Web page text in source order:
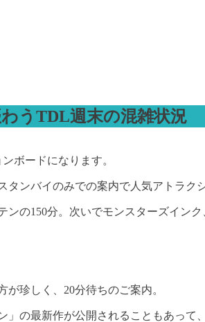
うTDL週末の混雑状況
ボードになります。
タンバイのみでの案内で人気アトラク
ンの150分。次いでモンスターズイン
珍しく、20分待ちのご案内。
の最新作が公開されることもあって